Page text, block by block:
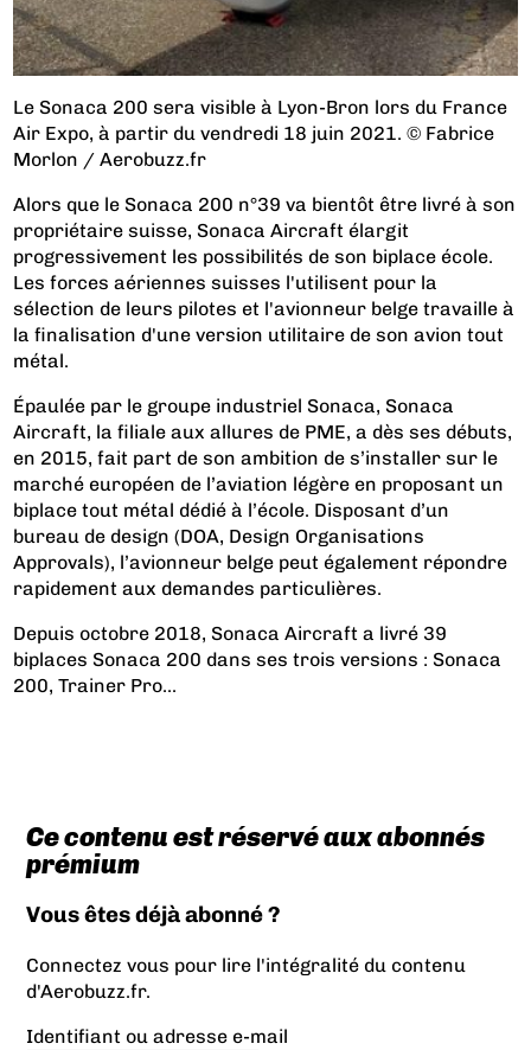
Le Sonaca 200 sera visible à Lyon-Bron lors du France
Air Expo, à partir du vendredi 18 juin 2021. © Fabrice
Morlon / Aerobuzz.fr
Alors que le Sonaca 200 n°39 va bientôt être livré à son
propriétaire suisse, Sonaca Aircraft élargit
progressivement les possibilités de son biplace école.
Les forces aériennes suisses l'utilisent pour la
sélection de leurs pilotes et l'avionneur belge travaille à
la finalisation d'une version utilitaire de son avion tout
métal.
Épaulée par le groupe industriel Sonaca, Sonaca
Aircraft, la filiale aux allures de PME, a dès ses débuts,
en 2015, fait part de son ambition de s’installer sur le
marché européen de l’aviation légère en proposant un
biplace tout métal dédié à l’école. Disposant d’un
bureau de design (DOA, Design Organisations
Approvals), l’avionneur belge peut également répondre
rapidement aux demandes particulières.
Depuis octobre 2018, Sonaca Aircraft a livré 39
biplaces Sonaca 200 dans ses trois versions : Sonaca
200, Trainer Pro...
Ce contenu est réservé aux abonnés
prémium
Vous êtes déjà abonné ?
Connectez vous pour lire l'intégralité du contenu
d'Aerobuzz.fr.
Identifiant ou adresse e-mail